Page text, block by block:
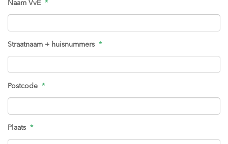
Naam VvE *
Straatnaam + huisnummers *
Postcode *
Plaats *